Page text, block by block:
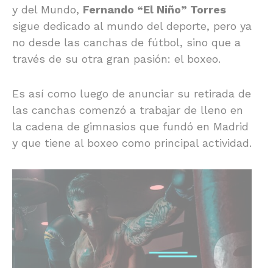
y del Mundo, Fernando “El Niño” Torres
sigue dedicado al mundo del deporte, pero ya
no desde las canchas de fútbol, sino que a
través de su otra gran pasión: el boxeo.
Es así como luego de anunciar su retirada de
las canchas comenzó a trabajar de lleno en
la cadena de gimnasios que fundó en Madrid
y que tiene al boxeo como principal actividad.